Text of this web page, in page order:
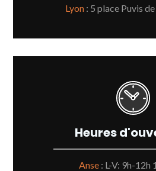
Lyon : 5 place Puvis
Heures
Anse : L-V: 9h-12h